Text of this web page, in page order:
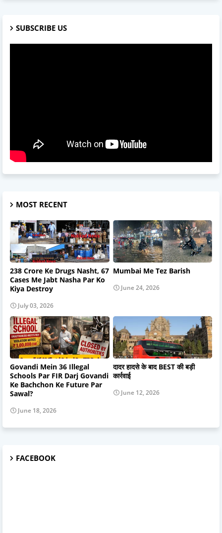
SUBSCRIBE US
MOST RECENT
238 Crore Ke Drugs Nasht, 67
Cases Me Jabt Nasha Par Ko
Kiya Destroy
July 03, 2026
Mumbai Me Tez Barish
June 24, 2026
Govandi Mein 36 Illegal
Schools Par FIR Darj Govandi
Ke Bachchon Ke Future Par
Sawal?
June 18, 2026
दादर हादसे के बाद BEST की बड़ी
कार्रवाई
June 12, 2026
FACEBOOK